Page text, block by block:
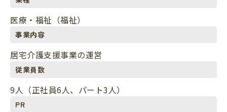
医療・福祉（福祉）
事業内容
居宅介護支援事業の運営
従業員数
9人（正社員6人、パート3人）
PR